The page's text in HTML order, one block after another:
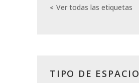
Ver todas las etiquetas
TIPO DE ESPACIO